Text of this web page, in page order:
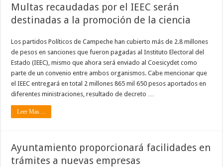
Multas recaudadas por el IEEC serán
destinadas a la promoción de la ciencia
Los partidos Políticos de Campeche han cubierto más de 2.8 millones
de pesos en sanciones que fueron pagadas al Instituto Electoral del
Estado (IEEC), mismo que ahora será enviado al Coesicydet como
parte de un convenio entre ambos organismos. Cabe mencionar que
el IEEC entregará en total 2 millones 865 mil 650 pesos aportados en
diferentes ministraciones, resultado de decreto …
Leer Mas ...
Ayuntamiento proporcionará facilidades en
trámites a nuevas empresas